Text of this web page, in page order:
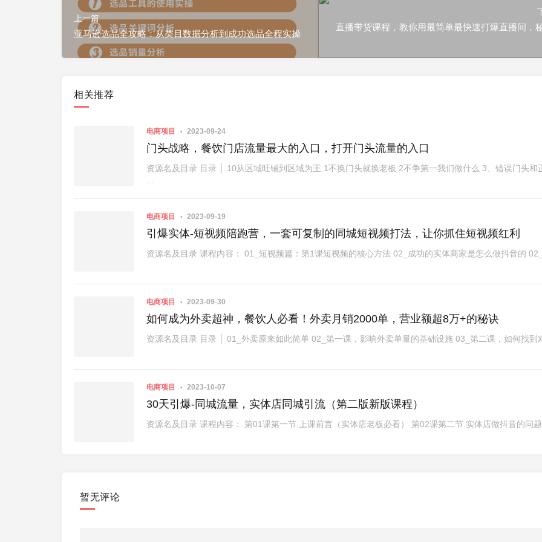
上一篇
亚马逊选品全攻略：从类目数据分析到成功选品全程实操
直播带货课程，教你用最简单最快速打爆直播间，
相关推荐
电商项目 2023-09-24
门头‬战略，餐‮门饮‬店‮量流‬最‮的大‬入口，打开门头流量的入口
资源名及目录 目录 │ 10从区域旺铺到区域为王 1不换门头就换老板 2不争第一我们做什么 3、错误门头和
电商项目 2023-09-19
引爆实体-短视频陪跑营，一套可复制的同城短视频打法，让你抓住短视频红利
资源名及目录 课程内容： 01_短视频篇：第1课短视频的核心方法 02_成功的实体商家是怎么做抖音的 02_
电商项目 2023-09-30
如何成为外卖超神，餐饮人必看！外卖月销2000单，营业额超8万+的秘诀
资源名及目录 目录 │ 01_外卖原来如此简单 02_第一课，影响外卖单量的基础设施 03_第二课，如何找到
电商项目 2023-10-07
30天引爆-同城流量，实体店同城引流（第二版新版课程）
暂无评论